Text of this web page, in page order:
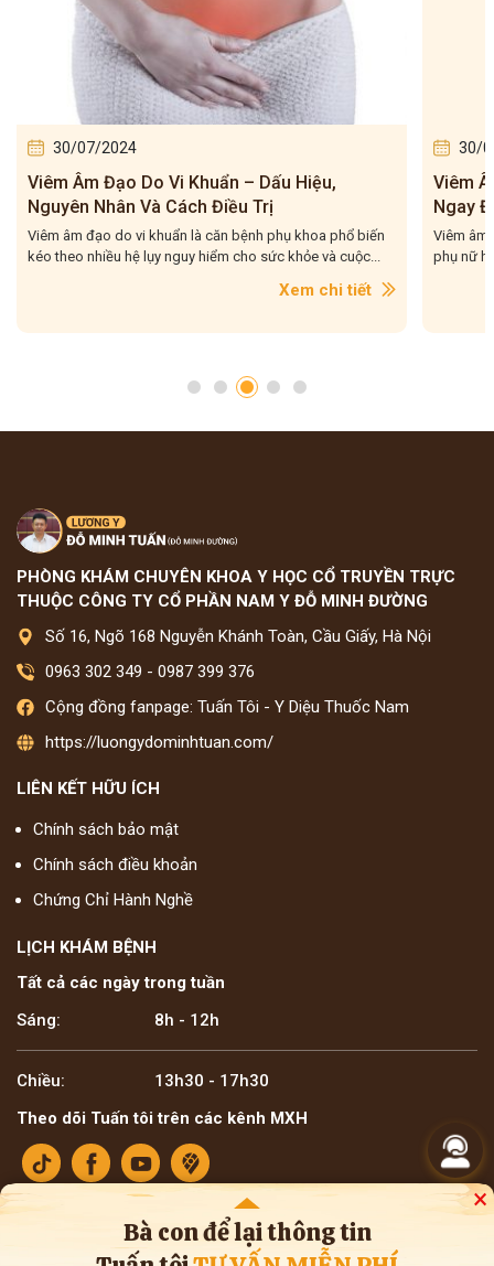
30/07/2024
Viêm Âm Đạo Do Vi Khuẩn – Dấu Hiệu,
Nguyên Nhân Và Cách Điều Trị
Viêm âm đạo do vi khuẩn là căn bệnh phụ khoa phổ biến
kéo theo nhiều hệ lụy nguy hiểm cho sức khỏe và cuộc...
Xem chi tiết
30/
Viêm
Ngay
Viêm âm
phụ nữ
Bà con để lại thông tin
×
PHÒNG KHÁM CHUYÊN KHOA Y HỌC CỔ TRUYỀN TRỰC
THUỘC CÔNG TY CỔ PHẦN NAM Y ĐỖ MINH ĐƯỜNG
Số 16, Ngõ 168 Nguyễn Khánh Toàn, Cầu Giấy, Hà Nội
0963 302 349 - 0987 399 376
Cộng đồng fanpage: Tuấn Tôi - Y Diệu Thuốc Nam
https://luongydominhtuan.com/
LIÊN KẾT HỮU ÍCH
Chính sách bảo mật
Chính sách điều khoản
Chứng Chỉ Hành Nghề
LỊCH KHÁM BỆNH
Tất cả các ngày trong tuần
Sáng:
8h - 12h
Chiều:
13h30 - 17h30
Theo dõi Tuấn tôi trên các kênh MXH
Bản quyền ©2025 Lương y Đỗ Minh Tuấn